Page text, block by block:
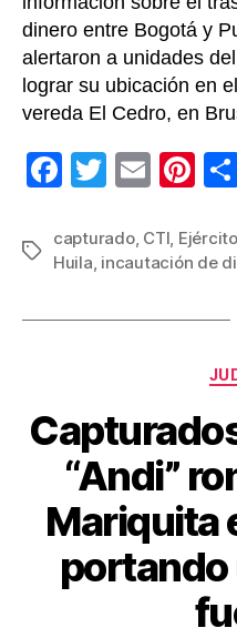
dinero entre Bogotá y
alertaron a unidades
lograr su ubicación en
vereda El Cedro, en
F
c
e
b
k
T
tt
er
E
ail
Pi
er
e
st
Etiquetas
capturado, CTI,
Huila, incautación de
“Andi”
Mariquita
portando